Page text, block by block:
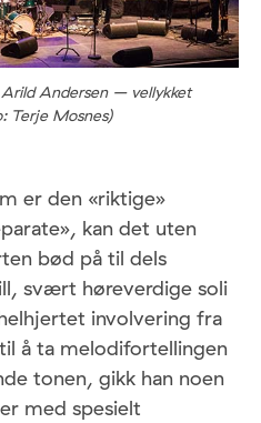
Andersen – vellykket
Terje Mosnes)
er den «riktige»
kan det uten
bød på til dels
svært høreverdige soli
involvering fra
å ta melodifortellingen
tonen, gikk han noen
med spesielt